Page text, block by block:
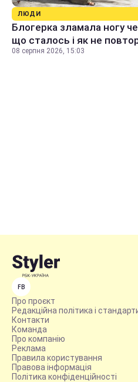
ЛЮДИ
Блогерка зламала ногу
що сталось і як не
08 серпня 2026, 15:03
FB
Про проєкт
Редакційна політика і
Контакти
Команда
Про компанію
Реклама
Правила користування
Правова інформація
Політика конфіденційності